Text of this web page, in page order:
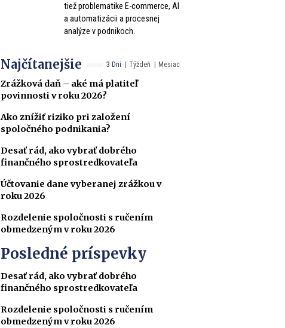
tiež problematike E-commerce, AI
a automatizácii a procesnej
analýze v podnikoch.
3 Dni Týždeň Mesiac
Najčítanejšie
Zrážková daň – aké má platiteľ
povinnosti v roku 2026?
Ako znížiť riziko pri založení
spoločného podnikania?
Desať rád, ako vybrať dobrého
finančného sprostredkovateľa
Účtovanie dane vyberanej zrážkou v
roku 2026
Rozdelenie spoločnosti s ručením
obmedzeným v roku 2026
Posledné príspevky
Desať rád, ako vybrať dobrého
finančného sprostredkovateľa
Rozdelenie spoločnosti s ručením
obmedzeným v roku 2026